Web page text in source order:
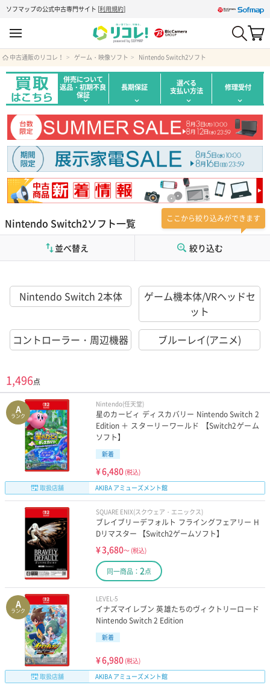
ソフマップの公式中古専門サイト [利用規約]
中古通販のリコレ！ ゲーム・映像ソフト Nintendo Switch2ソフト
併売について
返品・初期不良
保証
長期保証 選べる
支払い方法 修理受付
Nintendo Switch2ソフト一覧 ここから絞り込みができます
絞り込む
並べ替え
Nintendo Switch 2本体
ゲーム機本体/VRヘッドセ
ット
コントローラー・周辺機器
ブルーレイ(アニメ)
1,496点
A
ランク
Nintendo(任天堂)
星のカービィ ディスカバリー Nintendo Switch 2
Edition ＋ スターリーワールド 【Switch2ゲーム
ソフト】
新着
¥6,480 (税込)
取扱店舗
AKIBA アミューズメント館
SQUARE ENIX(スクウェア・エニックス)
ブレイブリーデフォルト フライングフェアリー H
Dリマスター 【Switch2ゲームソフト】
¥3,680～ (税込)
同一商品： 2点
A
ランク
LEVEL-5
イナズマイレブン 英雄たちのヴィクトリーロード
Nintendo Switch 2 Edition
新着
¥6,980 (税込)
取扱店舗
AKIBA アミューズメント館